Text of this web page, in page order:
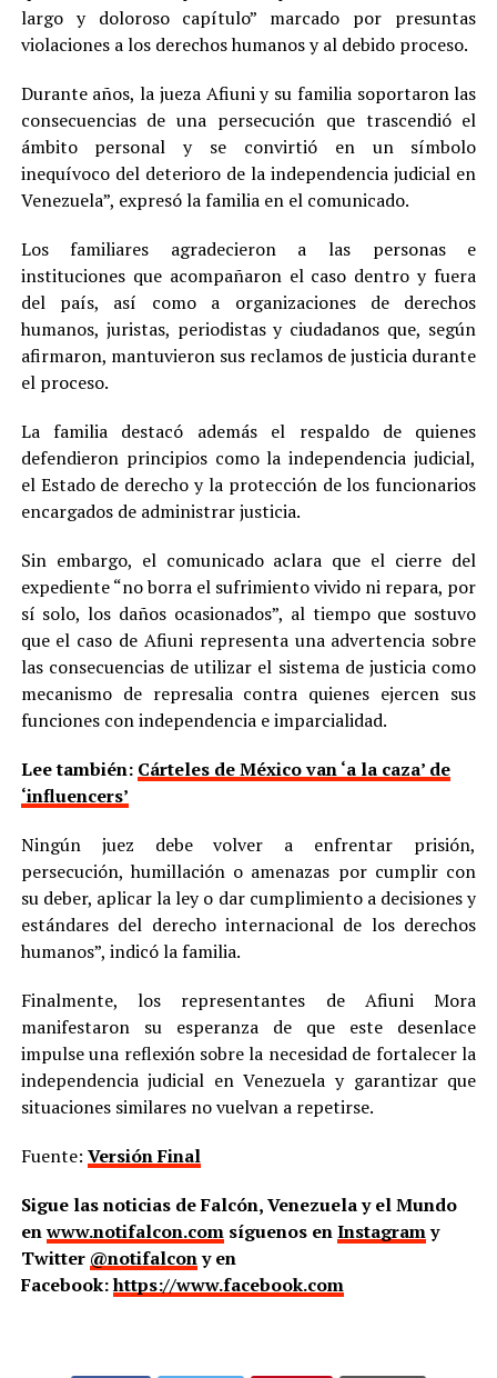
largo y doloroso capítulo” marcado por presuntas
violaciones a los derechos humanos y al debido proceso.
Durante años, la jueza Afiuni y su familia soportaron las
consecuencias de una persecución que trascendió el
ámbito personal y se convirtió en un símbolo
inequívoco del deterioro de la independencia judicial en
Venezuela”, expresó la familia en el comunicado.
Los familiares agradecieron a las personas e
instituciones que acompañaron el caso dentro y fuera
del país, así como a organizaciones de derechos
humanos, juristas, periodistas y ciudadanos que, según
afirmaron, mantuvieron sus reclamos de justicia durante
el proceso.
La familia destacó además el respaldo de quienes
defendieron principios como la independencia judicial,
el Estado de derecho y la protección de los funcionarios
encargados de administrar justicia.
Sin embargo, el comunicado aclara que el cierre del
expediente “no borra el sufrimiento vivido ni repara, por
sí solo, los daños ocasionados”, al tiempo que sostuvo
que el caso de Afiuni representa una advertencia sobre
las consecuencias de utilizar el sistema de justicia como
mecanismo de represalia contra quienes ejercen sus
funciones con independencia e imparcialidad.
Lee también: Cárteles de México van ‘a la caza’ de
‘influencers’
Ningún juez debe volver a enfrentar prisión,
persecución, humillación o amenazas por cumplir con
su deber, aplicar la ley o dar cumplimiento a decisiones y
estándares del derecho internacional de los derechos
humanos”, indicó la familia.
Finalmente, los representantes de Afiuni Mora
manifestaron su esperanza de que este desenlace
impulse una reflexión sobre la necesidad de fortalecer la
independencia judicial en Venezuela y garantizar que
situaciones similares no vuelvan a repetirse.
Fuente: Versión Final
Sigue las noticias de Falcón, Venezuela y el Mundo
enwww.notifalcon.comsíguenos enInstagramy
Twitter @notifalcony en
Facebook:https://www.facebook.com